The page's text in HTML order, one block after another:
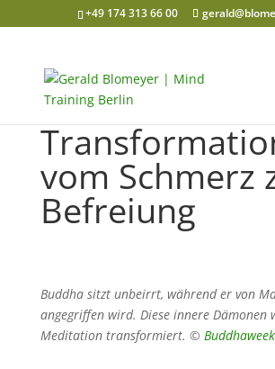
+49 174 313 66 00
vom Schmerz
Befreiung
Buddha sitzt unbeirrt, während er von
angegriffen wird. Diese innere Dämonen
Meditation transformiert. ©